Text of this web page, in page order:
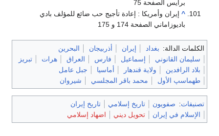
برايس الصفحة 75
^ إيران وأمريكا : إعادة تأجيج حب ضائع للمؤلف بادي
باديوزاماني الصفحة 174 و 175
الكلمات الدالة: بغداد إيران أذربيجان
البحرين
سليمان القانوني
إسماعيل فارس العراق هرات
تبريز
بلاد الرافدين
ولاية قندهار أماسيا
جبل عامل
طهماسپ الأول
محمد باقر المجلسي شيروان
تصنيفات: صفويون تاريخ إسلامي
تاريخ إيران
الإسلام في إيران
تحويل ديني اضهاد إسلامي